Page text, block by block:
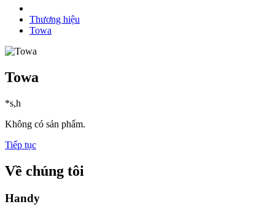
Thương hiệu
Towa
Towa
*s,h
Không có sản phẩm.
Tiếp tục
Về chúng tôi
Handy